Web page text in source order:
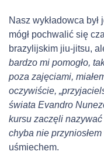
a
r
z
a
c
z
p
l
i
k
Nasz wykładowca
mógł pochwalić się
brazylijskim jiu-jitsu,
bardzo mi pomogło,
poza zajęciami,
oczywiście,
świata Evandro
kursu zaczęli
chyba nie
uśmiechem.